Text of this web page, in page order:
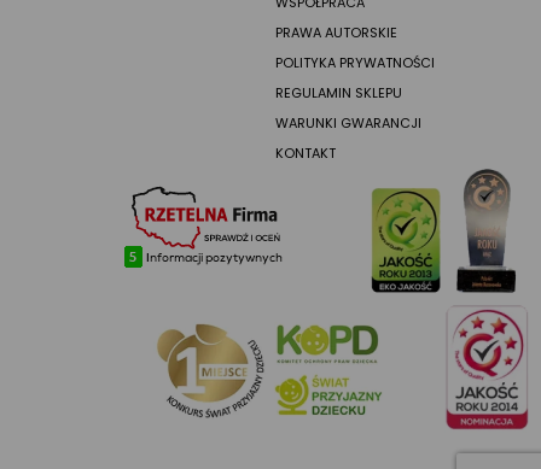
PRAWA AUTORSKIE
POLITYKA PRYWATNOŚCI
REGULAMIN SKLEPU
WARUNKI GWARANCJI
KONTAKT